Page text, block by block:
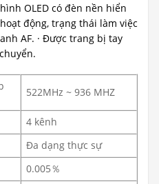
OLED có đèn nền hiển
động, trạng thái làm việc
AF. · Được trang bị tay
522MHz ~ 936 MHZ
4 kênh
Đa dạng thực sự
0.005％